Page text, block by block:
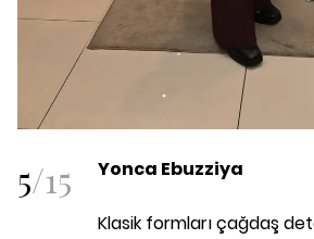
5/15 Yonca Ebuzziya
Klasik formları çağdaş